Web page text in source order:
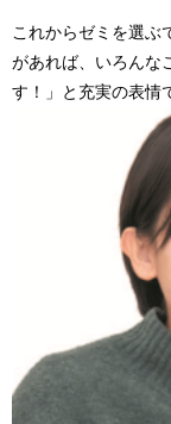
これからゼミを選ぶ
があれば、いろんな
す！」と充実の表情